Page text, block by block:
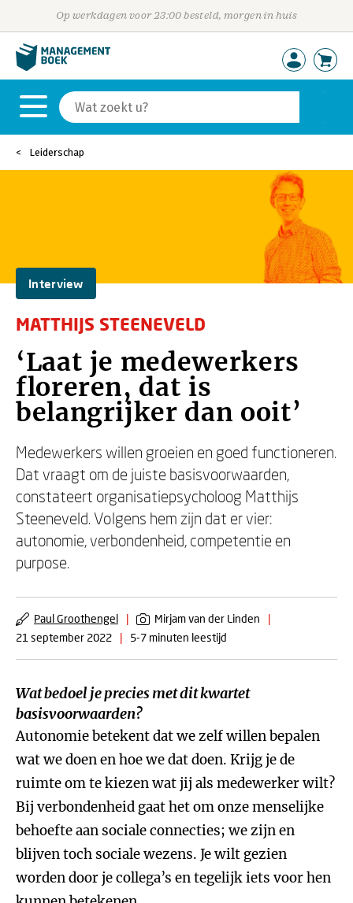
Op werkdagen voor 23:00 besteld, morgen in huis
Leiderschap
Interview
MATTHIJS STEENEVELD
‘Laat je medewerkers
floreren, dat is
belangrijker dan ooit’
Medewerkers willen groeien en goed functioneren.
Dat vraagt om de juiste basisvoorwaarden,
constateert organisatiepsycholoog Matthijs
Steeneveld. Volgens hem zijn dat er vier:
autonomie, verbondenheid, competentie en
purpose.
Paul Groothengel | Mirjam van der Linden
|
21 september 2022
| 5-7 minuten leestijd
Wat bedoel je precies met dit kwartet
basisvoorwaarden?
Autonomie betekent dat we zelf willen bepalen
wat we doen en hoe we dat doen. Krijg je de
ruimte om te kiezen wat jij als medewerker wilt?
Bij verbondenheid gaat het om onze menselijke
behoefte aan sociale connecties; we zijn en
blijven toch sociale wezens. Je wilt gezien
worden door je collega’s en tegelijk iets voor hen